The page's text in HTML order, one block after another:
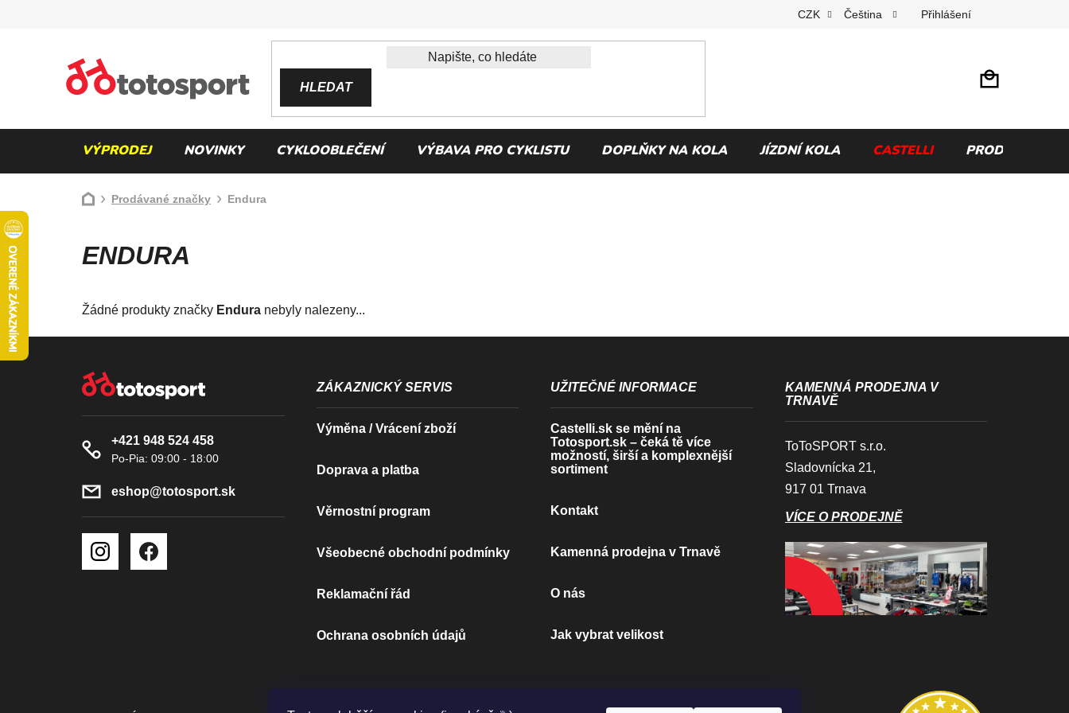
CZK Čeština Přihlášení
HLEDAT
VÝPRODEJ NOVINKY CYKLOOBLEČENÍ VÝBAVA PRO CYKLISTU DOPLŇKY NA KOLA JÍZDNÍ KOLA CASTELLI PRODÁVANÉ
DomůProdávané značky Endura
ENDURA
Žádné produkty značky Endura nebyly nalezeny...
Z
eshop@totosport.sk
+421 948 524 458
ZÁKAZNICKÝ SERVIS
Výměna / Vrácení zboží
Doprava a platba
Věrnostní program
Všeobecné obchodní podmínky
Reklamační řád
Ochrana osobních údajů
UŽITEČNÉ INFORMACE
Castelli.sk se mění na
Totosport.sk – čeká tě více
možností, širší a komplexnější
sortiment
Kontakt
Kamenná prodejna v Trnavě
O nás
Jak vybrat velikost
KAMENNÁ PRODEJNA V
TRNAVĚ
ToToSPORT s.r.o.
Sladovnícka 21,
917 01 Trnava
VÍCE O PRODEJNĚ